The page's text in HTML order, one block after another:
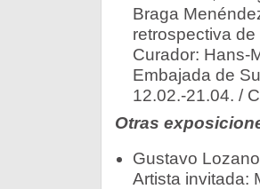
Braga
retrospectiva
Curador: Hans-
Embajada de
12.02.-21.04. /
Otras
Gustavo
Artista invitada: